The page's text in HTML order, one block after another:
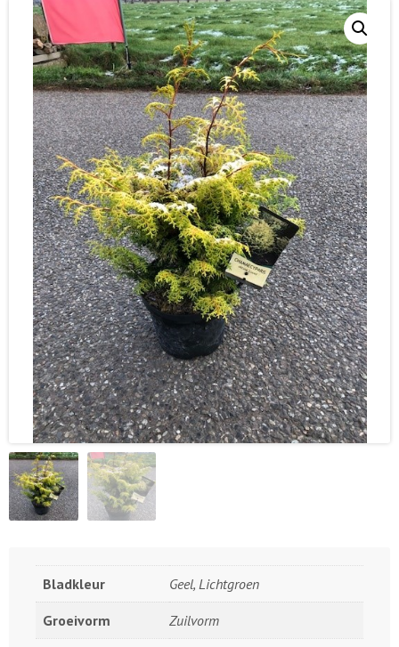
Bladkleur Geel, Lichtgroen
Groeivorm Zuilvorm